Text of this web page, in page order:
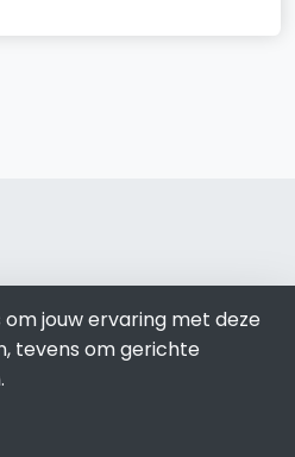
jouw ervaring met deze
tevens om gerichte